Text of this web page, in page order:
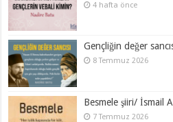
4 hafta önce
Gençliğin değer
8 Temmuz 2026
Besmele şiiri/ İsmail
7 Temmuz 2026